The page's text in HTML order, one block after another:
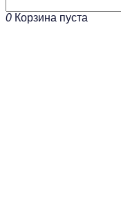
0 Корзина пуста